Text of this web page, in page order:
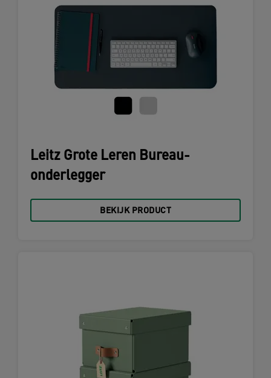
Leitz Grote Leren Bureau-
onderlegger
BEKIJK PRODUCT